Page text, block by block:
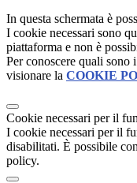
In questa schermata è
I cookie necessari sono
piattaforma e non è
Per conoscere quali sono
visionare la COOKIE
Cookie necessari per il
I cookie necessari per il
disabilitati. È possibile
policy.